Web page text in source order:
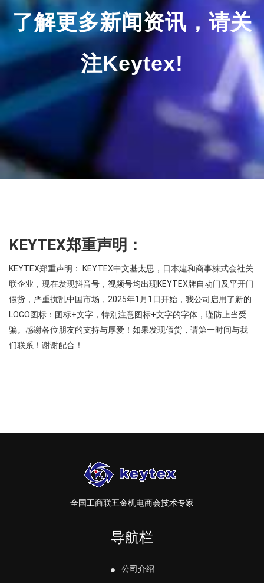
了解更多新闻资讯，请关
注Keytex!
KEYTEX郑重声明：
KEYTEX郑重声明： KEYTEX中文基太思，日本建和商事株式会社关
联企业，现在发现抖音号，视频号均出现KEYTEX牌自动门及平开门
假货，严重扰乱中国市场，2025年1月1日开始，我公司启用了新的
LOGO图标：图标+文字，特别注意图标+文字的字体，谨防上当受
骗。感谢各位朋友的支持与厚爱！如果发现假货，请第一时间与我
们联系！谢谢配合！
全国工商联五金机电商会技术专家
导航栏
公司介绍